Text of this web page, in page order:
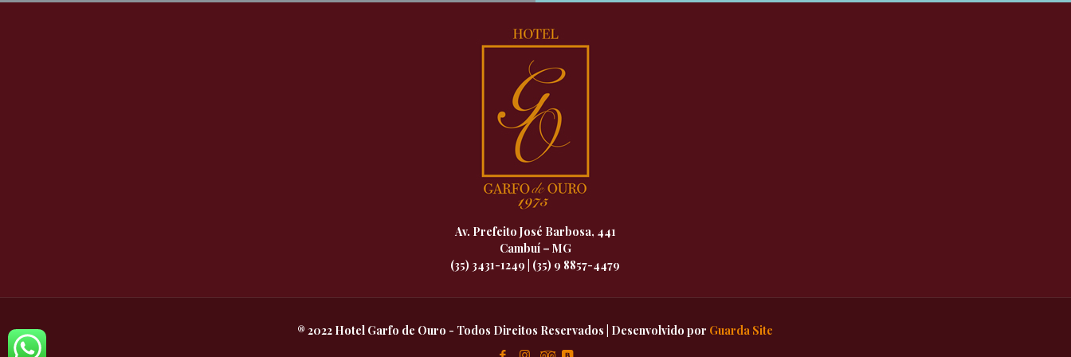
Av. Prefeito José Barbosa, 441
Cambuí – MG
(35) 3431-1249 | (35) 9 8857-4479
® 2022 Hotel Garfo de Ouro - Todos Direitos Reservados | Desenvolvido por Guarda Site